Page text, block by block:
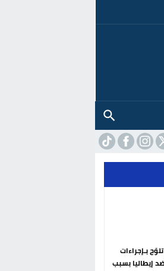
بـإجراءات
إيطاليا بسبب